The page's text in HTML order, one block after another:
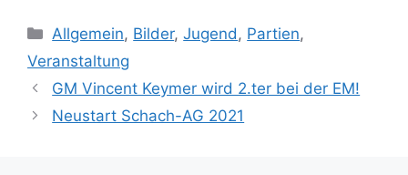
Categories
Allgemein, Bilder,Jugend , Partien,
Veranstaltung
GM Vincent Keymer wird 2.ter bei der EM!
Neustart Schach-AG 2021